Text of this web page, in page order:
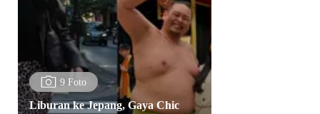
9 Foto
Liburan ke Jepang, Gaya Chic